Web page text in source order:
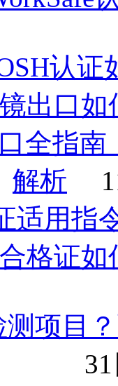
认证
出口如
全指
解析
适用指
格证如
项目